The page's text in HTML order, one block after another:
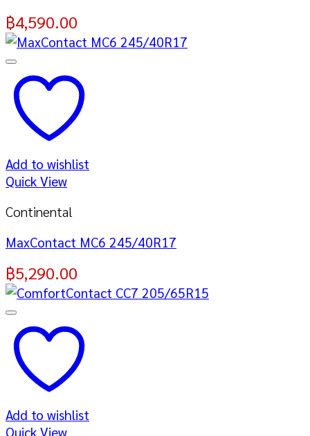
฿4,590.00
Add to wishlist
Quick View
Continental
MaxContact MC6 245/40R17
฿5,290.00
Add to wishlist
Quick View